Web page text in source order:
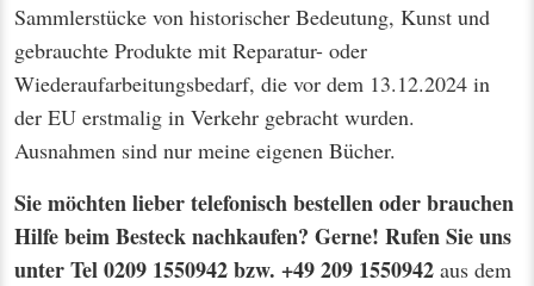
Sammlerstücke von historischer Bedeutung, Kunst und
gebrauchte Produkte mit Reparatur- oder
Wiederaufarbeitungsbedarf, die vor dem 13.12.2024 in
der EU erstmalig in Verkehr gebracht wurden.
Ausnahmen sind nur meine eigenen Bücher.
Sie möchten lieber telefonisch bestellen oder brauchen
Hilfe beim Besteck nachkaufen? Gerne! Rufen Sie uns
unter Tel 0209 1550942 bzw. +49 209 1550942 aus dem